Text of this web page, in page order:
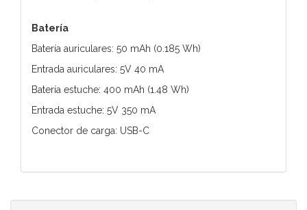
Batería
Batería auriculares: 50 mAh (0.185 Wh)
Entrada auriculares: 5V 40 mA
Batería estuche: 400 mAh (1.48 Wh)
Entrada estuche: 5V 350 mA
Conector de carga: USB-C